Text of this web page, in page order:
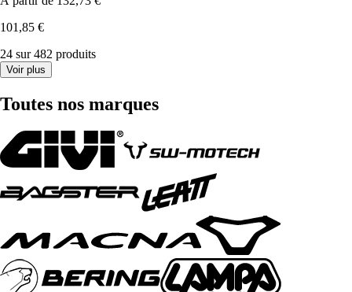
101,85 €
24 sur 482 produits
Voir plus
Toutes nos marques